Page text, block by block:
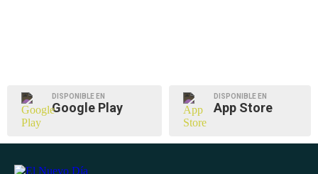
DISPONIBLE EN
Google Play
DISPONIBLE EN
App Store